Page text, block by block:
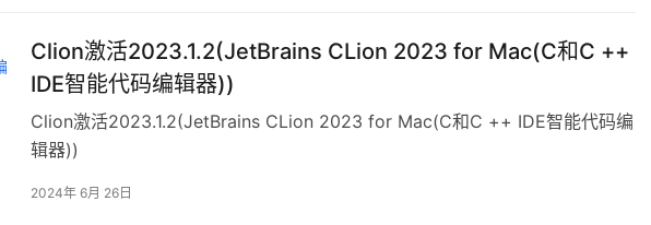
Clion激活2023.1.2(JetBrains CLion 2023 for Mac(C和C ++
IDE智能代码编辑器))
Clion激活2023.1.2(JetBrains CLion 2023 for Mac(C和C ++ IDE智能代码编
辑器))
2024年 6月 26日